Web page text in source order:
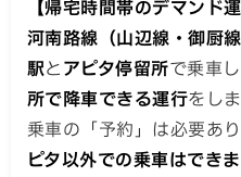
【帰宅時間帯のデマンド
河南路線（山辺線・御厨線
駅と アピタ停留所 で乗車
所で降車できる運行をしま
乗車の「予約」は必要あり
ピタ以外での乗車はできま